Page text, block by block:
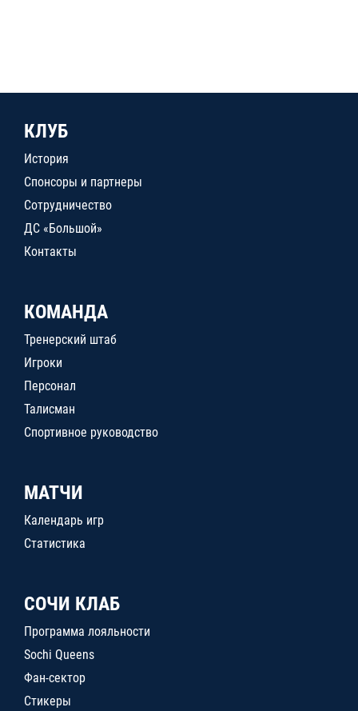
КЛУБ
История
Спонсоры и партнеры
Сотрудничество
ДС «Большой»
Контакты
КОМАНДА
Тренерский штаб
Игроки
Персонал
Талисман
Спортивное руководство
МАТЧИ
Календарь игр
Статистика
СОЧИ КЛАБ
Программа лояльности
Sochi Queens
Фан-сектор
Стикеры